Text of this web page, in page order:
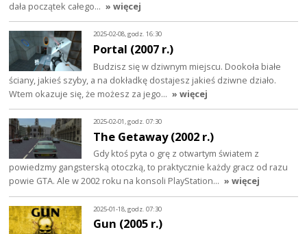
dała początek całego… » więcej
2025-02-08, godz. 16:30
Portal (2007 r.)
Budzisz się w dziwnym miejscu. Dookoła białe
ściany, jakieś szyby, a na dokładkę dostajesz jakieś dziwne działo.
Wtem okazuje się, że możesz za jego… » więcej
2025-02-01, godz. 07:30
The Getaway (2002 r.)
Gdy ktoś pyta o grę z otwartym światem z
powiedzmy gangsterską otoczką, to praktycznie każdy gracz od razu
powie GTA. Ale w 2002 roku na konsoli PlayStation… » więcej
2025-01-18, godz. 07:30
Gun (2005 r.)